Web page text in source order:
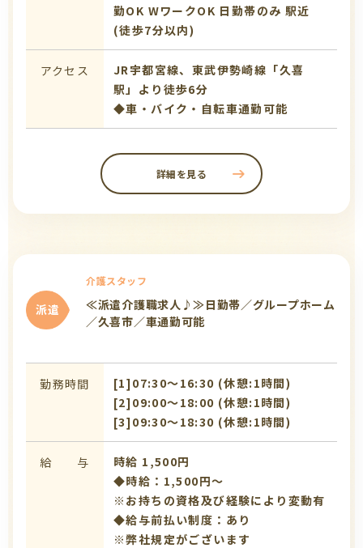
勤OK WワークOK 日勤帯のみ 駅近
(徒歩7分以内)
アクセス
JR宇都宮線、東武伊勢崎線「久喜
駅」より徒歩6分
◆車・バイク・自転車通勤可能
詳細を見る
派遣
介護スタッフ
≪派遣介護職求人♪≫日勤帯／グループホーム
／久喜市／車通勤可能
勤務時間
[1]07:30〜16:30 (休憩:1時間)
[2]09:00〜18:00 (休憩:1時間)
[3]09:30〜18:30 (休憩:1時間)
給 与
時給 1,500円
◆時給：1,500円～
※お持ちの資格及び経験により変動有
◆給与前払い制度：あり
※弊社規定がございます